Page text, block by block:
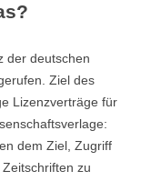
der deutschen
Ziel des
Lizenzverträge für
dem Ziel, Zugriff
zu